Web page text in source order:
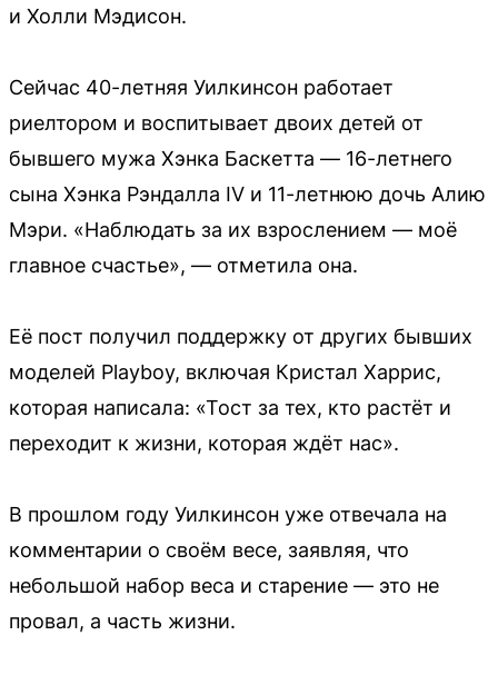
и Холли Мэдисон.
Сейчас 40-летняя Уилкинсон работает
риелтором и воспитывает двоих детей от
бывшего мужа Хэнка Баскетта — 16-летнего
сына Хэнка Рэндалла IV и 11-летнюю дочь Алию
Мэри. «Наблюдать за их взрослением — моё
главное счастье», — отметила она.
Её пост получил поддержку от других бывших
моделей Playboy, включая Кристал Харрис,
которая написала: «Тост за тех, кто растёт и
переходит к жизни, которая ждёт нас».
В прошлом году Уилкинсон уже отвечала на
комментарии о своём весе, заявляя, что
небольшой набор веса и старение — это не
провал, а часть жизни.